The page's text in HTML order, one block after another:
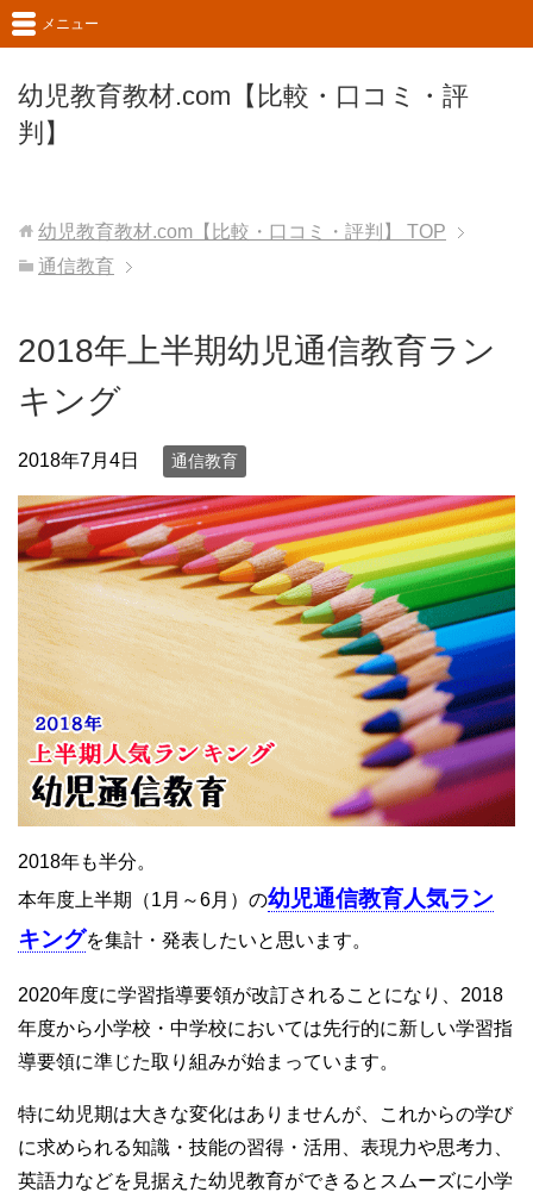
幼児教育教材.com【比較・口コミ・評
判】
メニュー
幼児教育教材.com【比較・口コミ・評判】
TOP
通信教育
2018年上半期幼児通信教育ラン
キング
2018年7月4日 通信教育
2018年も半分。
本年度上半期（1月～6月）の幼児通信教育人気ラン
キングを集計・発表したいと思います。
2020年度に学習指導要領が改訂されることになり、2018
年度から小学校・中学校においては先行的に新しい学習指
導要領に準じた取り組みが始まっています。
特に幼児期は大きな変化はありませんが、これからの学び
に求められる知識・技能の習得・活用、表現力や思考力、
英語力などを見据えた幼児教育ができるとスムーズに小学